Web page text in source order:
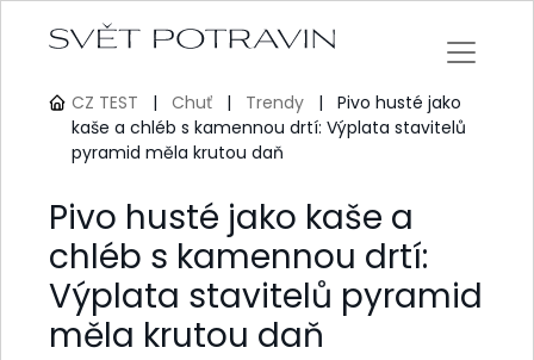
CZ TEST | Chuť | Trendy |
Pivo husté jako
kaše a chléb s kamennou drtí: Výplata stavitelů
pyramid měla krutou daň
Pivo husté jako kaše a
chléb s kamennou drtí:
Výplata stavitelů pyramid
měla krutou daň